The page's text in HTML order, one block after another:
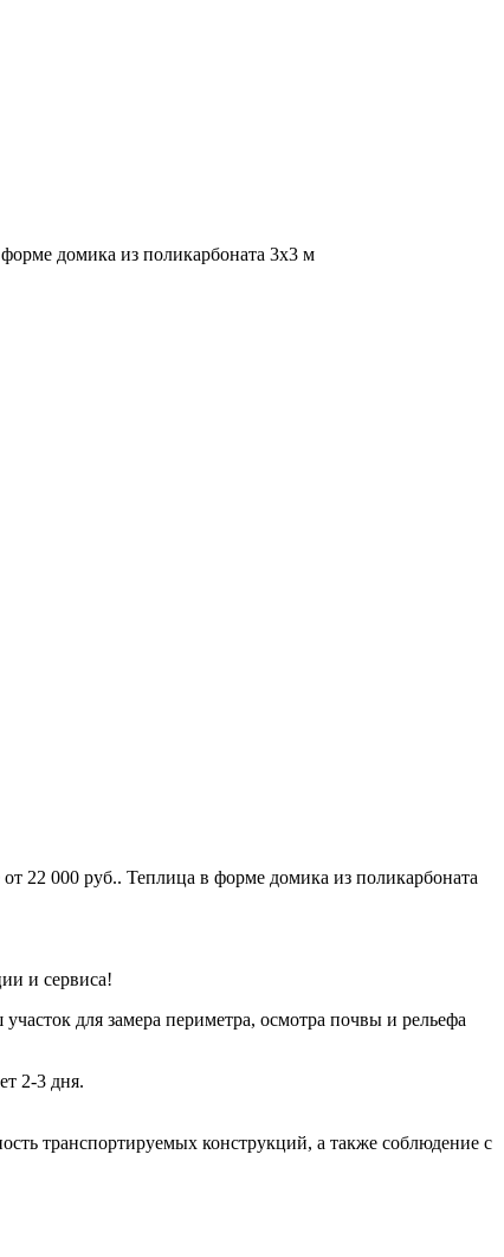
домика из поликарбоната 3х3 м
22 000 руб.. Теплица в форме домика из поликарбоната
и сервиса!
для замера периметра, осмотра почвы и рельефа
2-3 дня.
транспортируемых конструкций, а также соблюдение с